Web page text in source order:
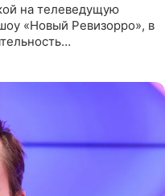
на телеведущую
«Новый Ревизорро», в